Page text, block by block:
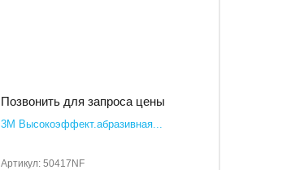
Позвонить для запроса цены
3M Высокоэффект.абразивная...
Артикул: 50417NF